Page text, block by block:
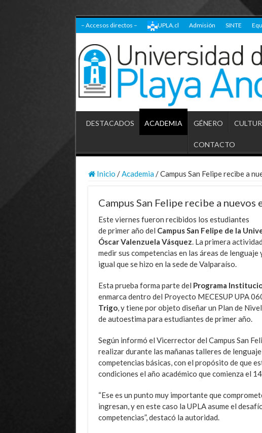
– Accesos directos – UPLA.cl Admisión SINTE
DESTACADOS ACADEMIA GÉNERO
CONTACTO
Inicio / Academia /Campus San Felipe recibe a
Campus San Felipe recibe a nuevos
Este viernes fueron recibidos los estudiantes
de primer año del Campus San Felipe de la
Óscar Valenzuela Vásquez . La primera
medir sus competencias en las áreas de
igual que se hizo en la sede de Valparaíso.
Esta prueba forma parte del Programa
enmarca dentro del Proyecto MECESUP UPA
Trigo, y tiene por objeto diseñar un Plan de
de autoestima para estudiantes de primer año.
Según informó el Vicerrector del Campus San
realizar durante las mañanas talleres de
competencias básicas, con el propósito de que
condiciones el año académico que comienza el 14
“Ese es un punto muy importante que
ingresan, y en este caso la UPLA asume el
competencias”, destacó la autoridad.